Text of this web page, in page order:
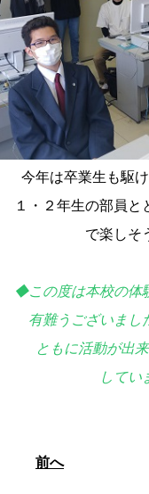
今年は卒業生も駆
１・２年生の部員
で楽しそ
◆この度は本校の体
有難うございまし
ともに活動が出
してい
前へ